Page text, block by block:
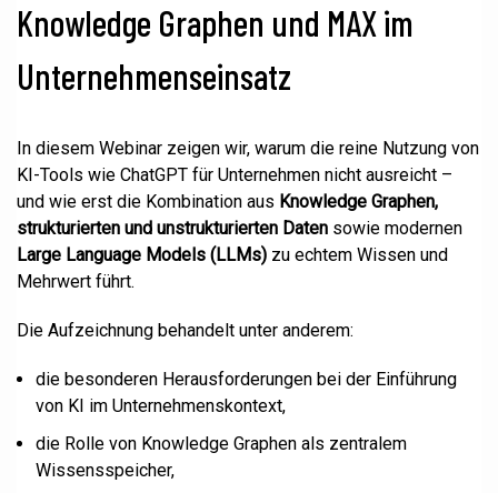
Knowledge Graphen und MAX im
Unternehmenseinsatz
In diesem Webinar zeigen wir, warum die reine Nutzung von
KI-Tools wie ChatGPT für Unternehmen nicht ausreicht –
und wie erst die Kombination aus Knowledge Graphen,
strukturierten und unstrukturierten Daten sowie modernen
Large Language Models (LLMs) zu echtem Wissen und
Mehrwert führt.
Die Aufzeichnung behandelt unter anderem:
die besonderen Herausforderungen bei der Einführung
von KI im Unternehmenskontext,
die Rolle von Knowledge Graphen als zentralem
Wissensspeicher,